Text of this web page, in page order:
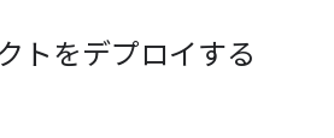
トをデプロイする